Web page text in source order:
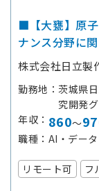
■【大甕】原
ナンス分野に
株式会社日立製
勤務地
茨城県
究開発
年収
860～
職種
AI・デー
リモート可 フ